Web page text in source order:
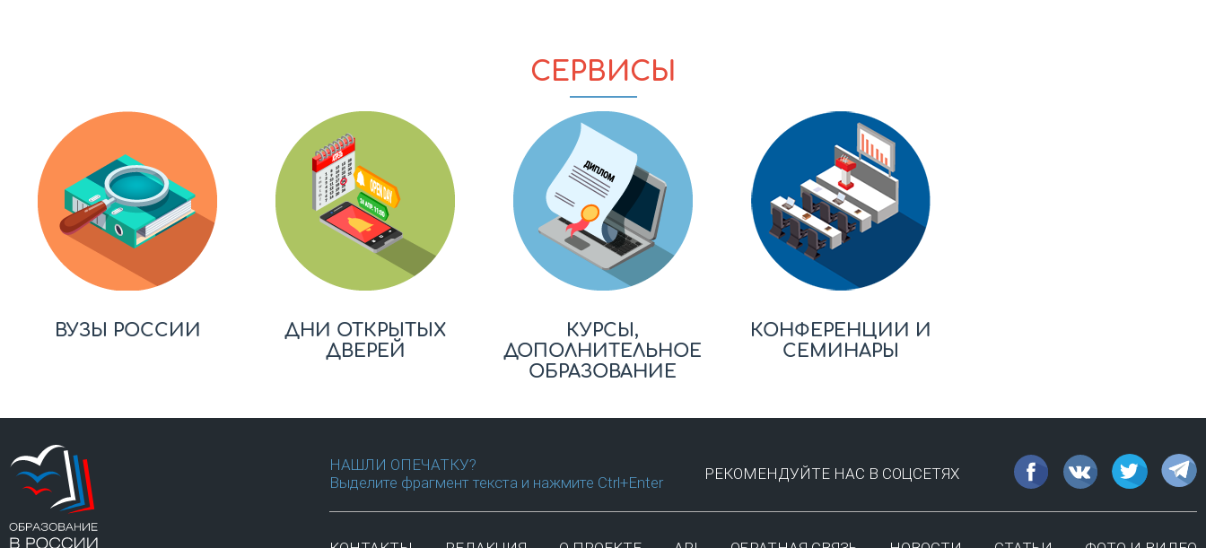
СЕРВИСЫ
ВУЗЫ РОССИИ
ДНИ ОТКРЫТЫХ
ДВЕРЕЙ
КУРСЫ,
ДОПОЛНИТЕЛЬНОЕ
ОБРАЗОВАНИЕ
КОНФЕРЕНЦИИ И
СЕМИНАРЫ
НАШЛИ ОПЕЧАТКУ?
Выделите фрагмент текста и нажмите Ctrl+Enter
РЕКОМЕНДУЙТЕ НАС В СОЦСЕТЯХ